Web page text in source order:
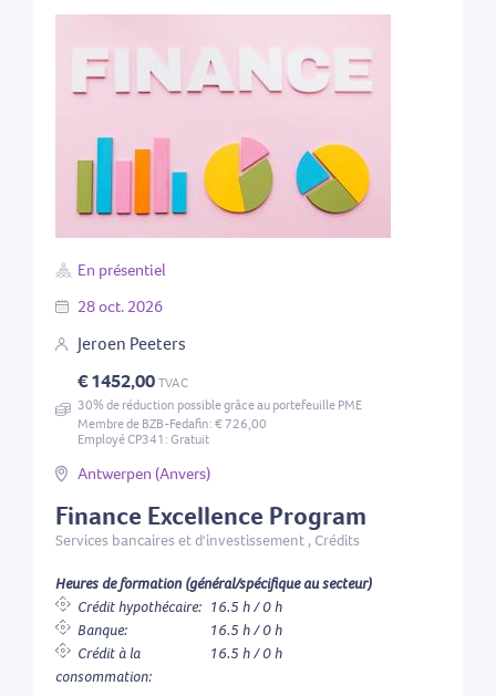
Finance Excellence Program
Services bancaires et d'investissement , Crédits
Heures de formation (général/spécifique au secteur)
Crédit hypothécaire: 16.5 h / 0 h
Banque:
16.5 h / 0 h
Crédit à la
consommation:
16.5 h / 0 h
En présentiel
28oct. 2026
Jeroen Peeters
€ 1452,00TVAC
30% de réduction possible grâce au portefeuille PME
Membre de BZB-Fedafin: € 726,00
Employé CP341: Gratuit
Antwerpen (Anvers)